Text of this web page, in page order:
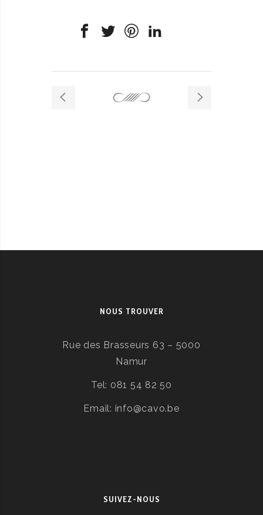
NOUS TROUVER
Rue des Brasseurs 63 – 5000
Namur
Tel: 081 54 82 50
Email: info@cavo.be
SUIVEZ-NOUS